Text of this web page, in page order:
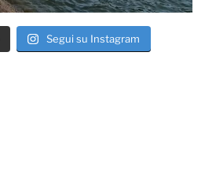
Segui su Instagram